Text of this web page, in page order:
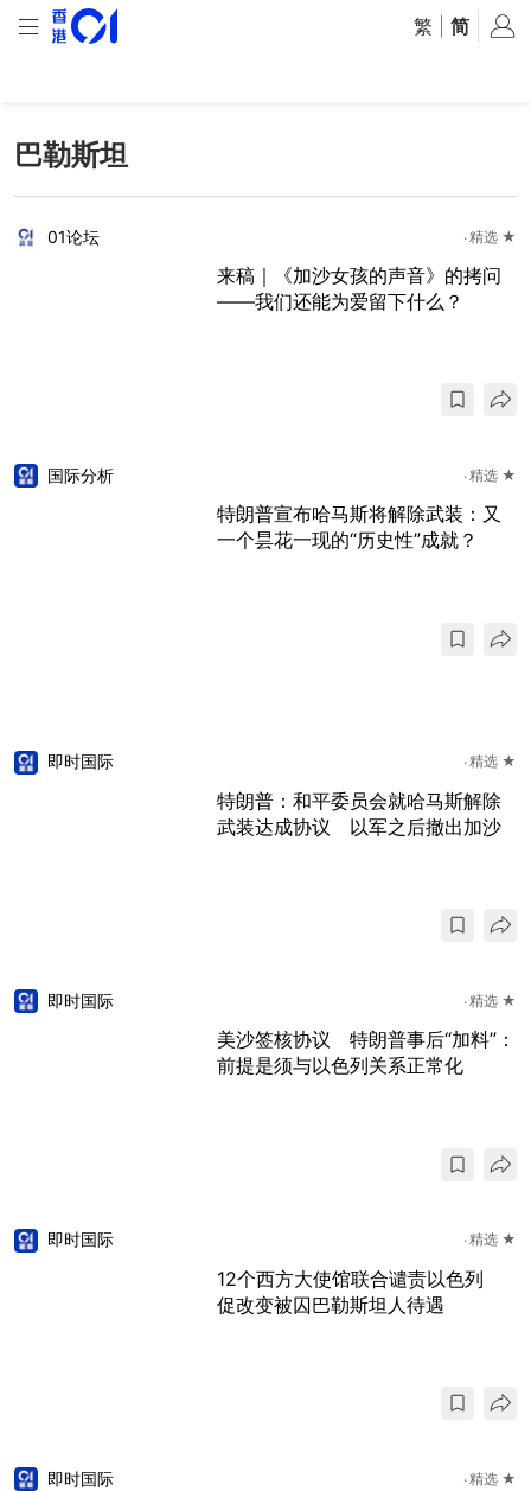
繁 简
巴勒斯坦
01论坛 精选 ★
来稿｜《加沙女孩的声音》的拷问
——我们还能为爱留下什么？
国际分析 精选 ★
特朗普宣布哈马斯将解除武装：又
一个昙花一现的“历史性”成就？
即时国际 精选 ★
特朗普：和平委员会就哈马斯解除
武装达成协议 以军之后撤出加沙
即时国际 精选 ★
美沙签核协议 特朗普事后“加料”：
前提是须与以色列关系正常化
即时国际 精选 ★
12个西方大使馆联合谴责以色列
促改变被囚巴勒斯坦人待遇
即时国际 精选 ★